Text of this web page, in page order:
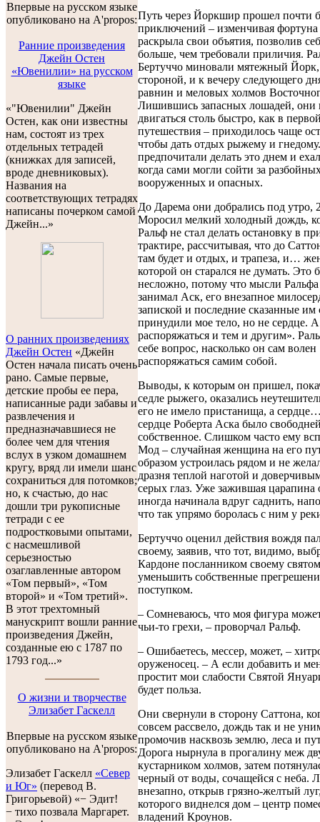
Впервые на русском языке
опубликовано на A'propos:
Ранние произведения
Джейн Остен
«Ювенилии» на русском
языке
«"Ювенилии" Джейн
Остен, как они известны
нам, состоят из трех
отдельных тетрадей
(книжках для записей,
вроде дневниковых).
Названия на
соответствующих тетрадях
написаны почерком самой
Джейн...»
О ранних произведениях
Джейн Остен «Джейн
Остен начала писать очень
рано. Самые первые,
детские пробы ее пера,
написанные ради забавы и
развлечения и
предназначавшиеся не
более чем для чтения
вслух в узком домашнем
кругу, вряд ли имели шанс
сохраниться для потомков;
но, к счастью, до нас
дошли три рукописные
тетради с ее
подростковыми опытами,
с насмешливой
серьезностью
озаглавленные автором
«Том первый», «Том
второй» и «Том третий».
В этот трехтомный
манускрипт вошли ранние
произведения Джейн,
созданные ею с 1787 по
1793 год...»
О жизни и творчестве
Элизабет Гаскелл
Впервые на русском языке
опубликовано на A'propos:
Элизабет Гаскелл «Север
и Юг» (перевод В.
Григорьевой) «− Эдит!
− тихо позвала Маргарет.
Путь через Йоркшир прошел почти
приключений – изменчивая фортуна
раскрыла свои объятия, позволив
больше, чем требовали приличия.
Бертуччо миновали мятежный Йорк,
стороной, и к вечеру следующего
равнин и меловых холмов
Лишившись запасных лошадей, они
двигаться столь быстро, как в
путешествия – приходилось чаще
чтобы дать отдых рыжему и
предпочитали делать это днем и
когда сами могли сойти за
вооруженных и опасных.
До Дарема они добрались под утро,
Моросил мелкий холодный дождь,
Ральф не стал делать остановку в
трактире, рассчитывая, что до
там будет и отдых, и трапеза, и…
которой он старался не думать. Это
несложно, потому что мысли Ральфа
занимал Аск, его внезапное
запиской и последние сказанные
принудили мое тело, но не сердце.
распоряжаться и тем и другим».
себе вопрос, насколько он сам волен
распоряжаться самим собой.
Выводы, к которым он пришел,
седле рыжего, оказались
его не имело пристанища, а
сердце Роберта Аска было
собственное. Слишком часто ему
Мод – случайная женщина на его
образом устроилась рядом и не
дразня теплой наготой и
серых глаз. Уже зажившая царапина
иногда начинала вдруг саднить,
что так упрямо боролась с ним у
Бертуччо оценил действия вождя
своему, заявив, что тот, видимо,
Кардоне посланником своему
уменьшить собственные
поступком.
– Сомневаюсь, что моя фигура
чьи-то грехи, – проворчал Ральф.
– Ошибаетесь, мессер, может, –
оруженосец. – А если добавить и
простит мои слабости Святой
будет польза.
Они свернули в сторону Саттона,
совсем рассвело, дождь так и не
промочив насквозь землю, леса и
Дорога нырнула в прогалину меж
кустарником холмов, затем
черный от воды, сочащейся с неба.
внезапно, открыв грязно-желтый
которого виднелся дом – центр
владений Кроунов.